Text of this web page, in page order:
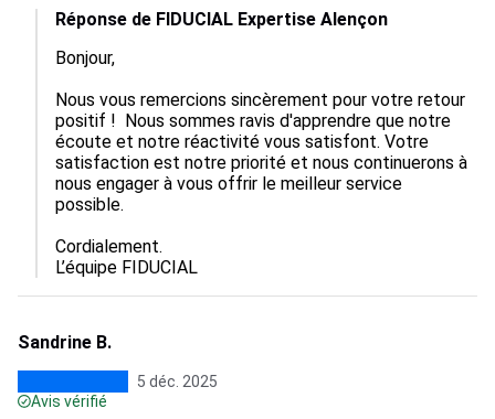
Réponse de FIDUCIAL Expertise Alençon
Bonjour,
Nous vous remercions sincèrement pour votre retour
positif !  Nous sommes ravis d'apprendre que notre
écoute et notre réactivité vous satisfont. Votre
satisfaction est notre priorité et nous continuerons à
nous engager à vous offrir le meilleur service
possible.
Cordialement.
L’équipe FIDUCIAL
Sandrine B.
5 déc. 2025
Avis vérifié